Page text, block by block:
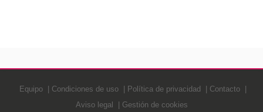
Equipo Condiciones de uso Política de privacidad
Contacto
Aviso legal
Gestión de cookies